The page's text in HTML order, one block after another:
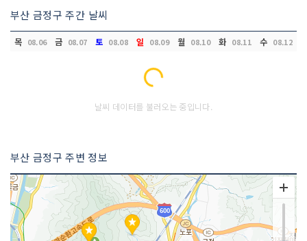
부산 금정구 주간 날씨
목 08.06 금 08.07 토 08.08 일 08.09 월 08.10 화 08.11 수 08.12
Loading...
날씨 데이터를 불러오는 중입니다.
부산 금정구 주변 정보